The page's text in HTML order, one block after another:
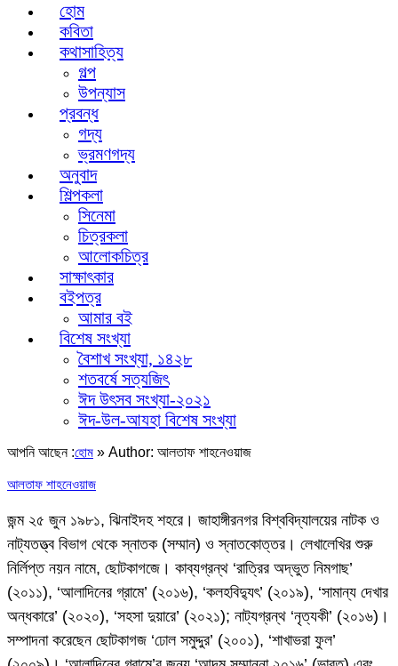
হোম
কবিতা
কথাসাহিত্য
গল্প
উপন্যাস
প্রবন্ধ
গদ্য
ভ্রমণগদ্য
অনুবাদ
শিল্পকলা
সিনেমা
চিত্রকলা
আলোকচিত্র
সাক্ষাৎকার
বইপত্র
আমার বই
বিশেষ সংখ্যা
বৈশাখ সংখ্যা, ১৪২৮
শতবর্ষে সত্যজিৎ
ঈদ উৎসব সংখ্যা-২০২১
ঈদ-উল-আযহা বিশেষ সংখ্যা
আপনি আছেন :হোম » Author: আলতাফ শাহনেওয়াজ
আলতাফ শাহনেওয়াজ
জন্ম ২৫ জুন ১৯৮১, ঝিনাইদহ শহরে। জাহাঙ্গীরনগর বিশ্ববিদ্যালয়ের নাটক ও
নাট্যতত্ত্ব বিভাগ থেকে স্নাতক (সম্মান) ও স্নাতকোত্তর। লেখালেখির শুরু
নির্লিপ্ত নয়ন নামে, ছোটকাগজে। কাব্যগ্রন্থ ‘রাত্রির অদ্ভুত নিমগাছ’
(২০১১), ‘আলাদিনের গ্রামে’ (২০১৬), ‘কলহবিদ্যুৎ’ (২০১৯), ‘সামান্য দেখার
অন্ধকারে’ (২০২০), ‘সহসা দুয়ারে’ (২০২১); নাট্যগ্রন্থ ‘নৃত্যকী’ (২০১৬)।
সম্পাদনা করেছেন ছোটকাগজ ‘ঢোল সমুদ্দুর’ (২০০১), ‘শাখাভরা ফুল’